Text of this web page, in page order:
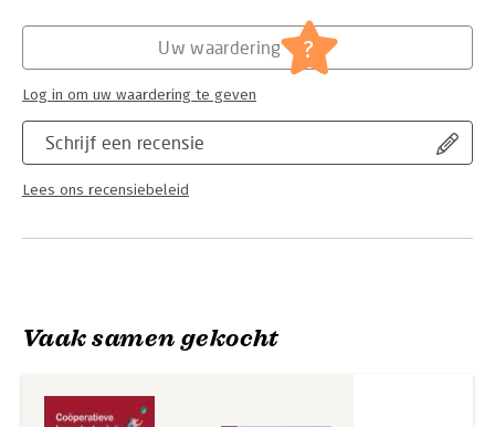
Leren'. Inclusief cd-rom met maar liefst 72 printbare
Schrijf een recensie
Lees ons recensiebeleid
Uw waardering ?
Log in om uw waardering te geven
Vaak samen gekocht